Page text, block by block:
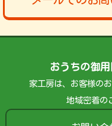
おうちの御
家工房は、お客様の
地域密着の